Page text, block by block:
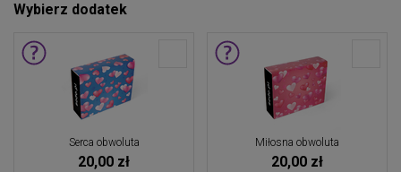
Wybierz dodatek
Serca obwoluta
20,00 zł
Miłosna obwoluta
20,00 zł